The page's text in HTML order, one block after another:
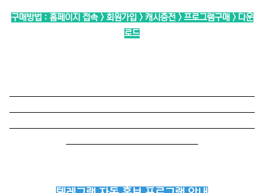
구매방법 : 홈페이지 접속 > 회원가입 > 캐시충전 > 프로그램구매 > 다운
로드
──────────────────────────
──────────────────────────
──────────────────────────
──────────────